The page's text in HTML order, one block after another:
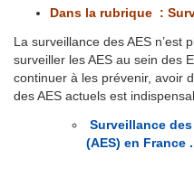
Dans la rubrique :
La surveillance des AES n’est
surveiller les AES au sein des
continuer à les prévenir, avoir
des AES actuels est
Surveillance
(AES) en France